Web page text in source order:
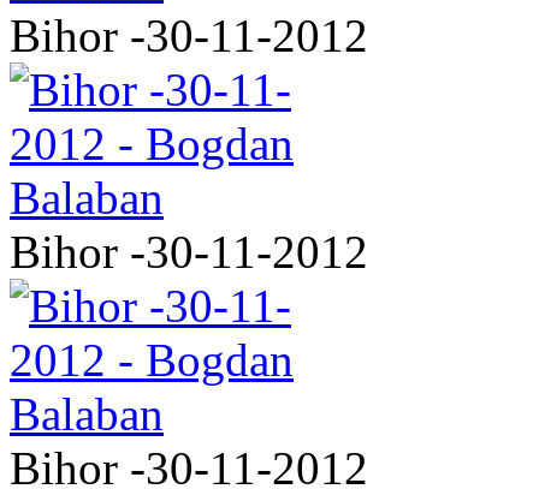
Bihor -30-11-2012
Bihor -30-11-2012
Bihor -30-11-2012